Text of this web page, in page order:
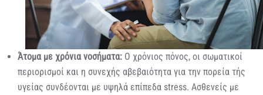
Άτομα με χρόνια νοσήματα: Ο χρόνιος πόνος, οι σωματικοί
περιορισμοί και η συνεχής αβεβαιότητα για την πορεία τής
υγείας συνδέονται με υψηλά επίπεδα stress. Ασθενείς με